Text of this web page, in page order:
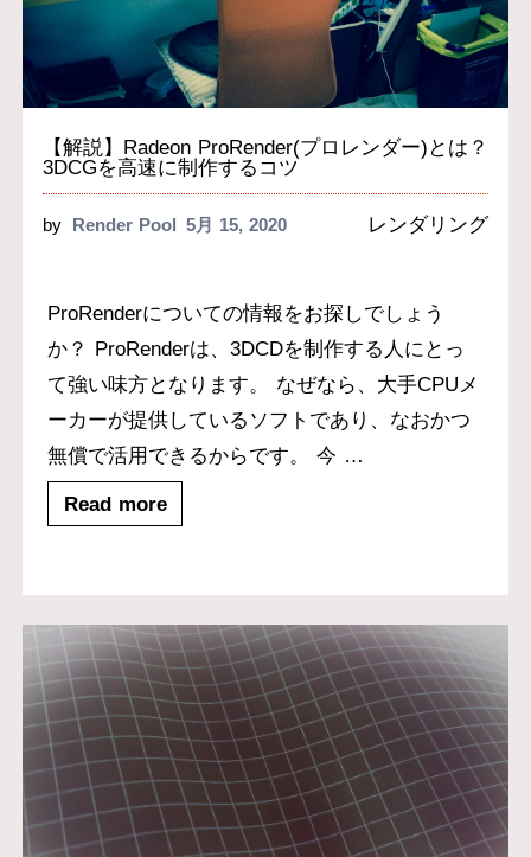
【解説】Radeon ProRender(プロレンダー)とは？
3DCGを高速に制作するコツ
by Render Pool 5月 15, 2020 レンダリング
ProRenderについての情報をお探しでしょう
か？ ProRenderは、3DCDを制作する人にとっ
て強い味方となります。 なぜなら、大手CPUメ
ーカーが提供しているソフトであり、なおかつ
無償で活用できるからです。 今 …
Read more